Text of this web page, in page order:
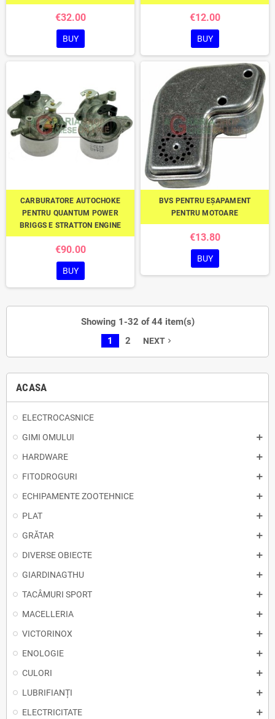
ACASA
ELECTROCASNICE
GIMI OMULUI
HARDWARE
FITODROGURI
ECHIPAMENTE ZOOTEHNICE
PLAT
GRĂTAR
DIVERSE OBIECTE
GIARDINAGTHU
TACÂMURI SPORT
MACELLERIA
VICTORINOX
ENOLOGIE
CULORI
LUBRIFIANȚI
ELECTRICITATE
€32.00
BUY
€12.00
BUY
CARBURATORE AUTOCHOKE
PENTRU QUANTUM POWER
BRIGGS E STRATTON ENGINE
€90.00
BUY
BVS PENTRU EȘAPAMENT
PENTRU MOTOARE
€13.80
BUY
Showing 1-32 of 44 item(s)
1
2 NEXT navigate_next